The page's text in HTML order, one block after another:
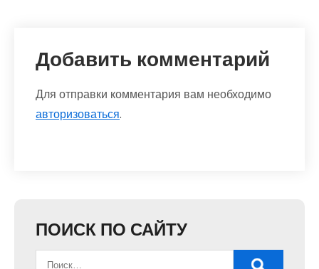
Добавить комментарий
Для отправки комментария вам необходимо
авторизоваться.
ПОИСК ПО САЙТУ